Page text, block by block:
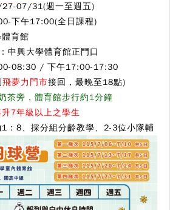
07/31(週一至週五)
下午17:00(全日課程)
育館
中興大學體育館正門口
08:30 / 下午17:00-17:30
飛夢力門市接回，最晚至18點)
茶旁，體育館步行約1分鐘
升7年級以上之學生
：8、採分組分齡教學、2-3位小隊輔